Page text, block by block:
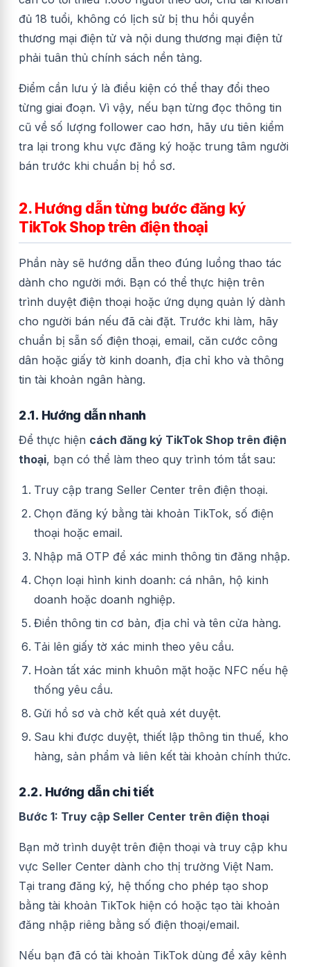
đủ 18 tuổi, không có lịch sử bị thu hồi quyền
thương mại điện tử và nội dung thương mại điện tử
phải tuân thủ chính sách nền tảng.
Điểm cần lưu ý là điều kiện có thể thay đổi theo
từng giai đoạn. Vì vậy, nếu bạn từng đọc thông tin
cũ về số lượng follower cao hơn, hãy ưu tiên kiểm
tra lại trong khu vực đăng ký hoặc trung tâm người
bán trước khi chuẩn bị hồ sơ.
2. Hướng dẫn từng bước đăng ký
TikTok Shop trên điện thoại
Phần này sẽ hướng dẫn theo đúng luồng thao tác
dành cho người mới. Bạn có thể thực hiện trên
trình duyệt điện thoại hoặc ứng dụng quản lý dành
cho người bán nếu đã cài đặt. Trước khi làm, hãy
chuẩn bị sẵn số điện thoại, email, căn cước công
dân hoặc giấy tờ kinh doanh, địa chỉ kho và thông
tin tài khoản ngân hàng.
2.1. Hướng dẫn nhanh
Để thực hiện cách đăng ký TikTok Shop trên điện
thoại, bạn có thể làm theo quy trình tóm tắt sau:
Truy cập trang Seller Center trên điện thoại.
Chọn đăng ký bằng tài khoản TikTok, số điện
thoại hoặc email.
Nhập mã OTP để xác minh thông tin đăng nhập.
Chọn loại hình kinh doanh: cá nhân, hộ kinh
doanh hoặc doanh nghiệp.
Điền thông tin cơ bản, địa chỉ và tên cửa hàng.
Tải lên giấy tờ xác minh theo yêu cầu.
Hoàn tất xác minh khuôn mặt hoặc NFC nếu hệ
thống yêu cầu.
Gửi hồ sơ và chờ kết quả xét duyệt.
Sau khi được duyệt, thiết lập thông tin thuế, kho
hàng, sản phẩm và liên kết tài khoản chính thức.
2.2. Hướng dẫn chi tiết
Bước 1: Truy cập Seller Center trên điện thoại
Bạn mở trình duyệt trên điện thoại và truy cập khu
vực Seller Center dành cho thị trường Việt Nam.
Tại trang đăng ký, hệ thống cho phép tạo shop
bằng tài khoản TikTok hiện có hoặc tạo tài khoản
đăng nhập riêng bằng số điện thoại/email.
Nếu bạn đã có tài khoản TikTok dùng để xây kênh